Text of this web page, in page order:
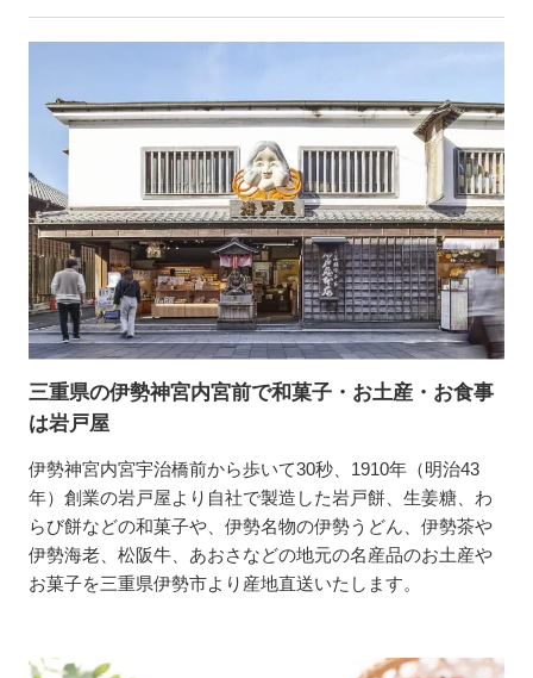
三重県の伊勢神宮内宮前で和菓子・お土産・お食事
は岩戸屋
伊勢神宮内宮宇治橋前から歩いて30秒、1910年（明治43
年）創業の岩戸屋より自社で製造した岩戸餅、生姜糖、わ
らび餅などの和菓子や、伊勢名物の伊勢うどん、伊勢茶や
伊勢海老、松阪牛、あおさなどの地元の名産品のお土産や
お菓子を三重県伊勢市より産地直送いたします。